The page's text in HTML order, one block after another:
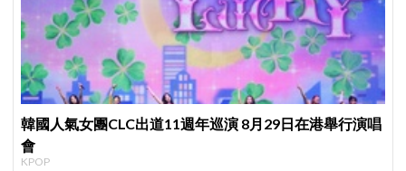
韓國人氣女團CLC出道11週年巡演 8月29日在港舉行演唱
會
KPOP